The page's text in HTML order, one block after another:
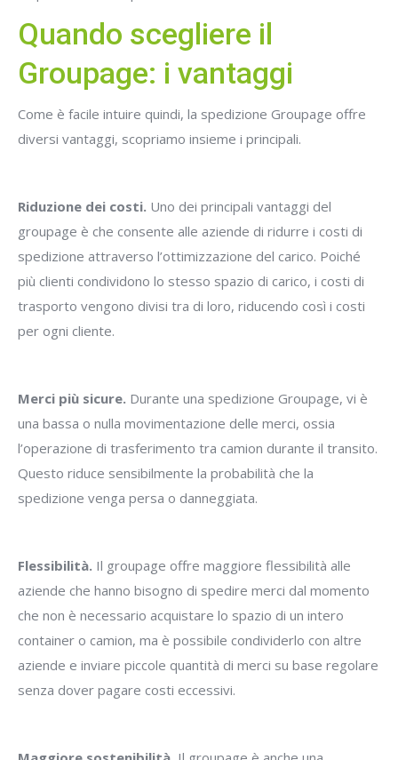
Quando scegliere il
Groupage: i vantaggi
Come è facile intuire quindi, la spedizione Groupage offre
diversi vantaggi, scopriamo insieme i principali.
Riduzione dei costi. Uno dei principali vantaggi del
groupage è che consente alle aziende di ridurre i costi di
spedizione attraverso l’ottimizzazione del carico. Poiché
più clienti condividono lo stesso spazio di carico, i costi di
trasporto vengono divisi tra di loro, riducendo così i costi
per ogni cliente.
Merci più sicure. Durante una spedizione Groupage, vi è
una bassa o nulla movimentazione delle merci, ossia
l’operazione di trasferimento tra camion durante il transito.
Questo riduce sensibilmente la probabilità che la
spedizione venga persa o danneggiata.
Flessibilità. Il groupage offre maggiore flessibilità alle
aziende che hanno bisogno di spedire merci dal momento
che non è necessario acquistare lo spazio di un intero
container o camion, ma è possibile condividerlo con altre
aziende e inviare piccole quantità di merci su base regolare
senza dover pagare costi eccessivi.